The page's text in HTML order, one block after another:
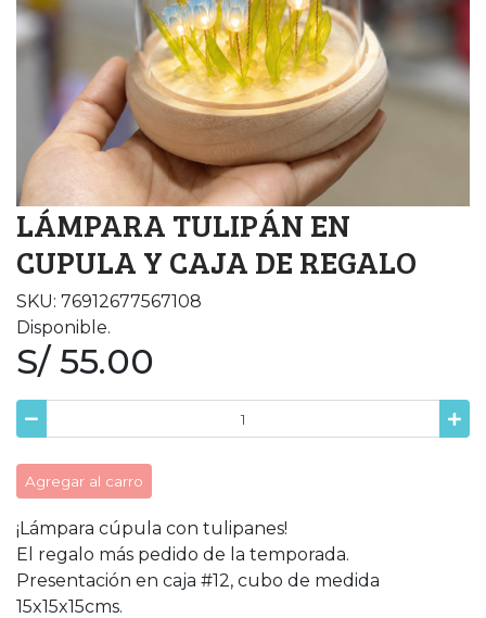
LÁMPARA TULIPÁN EN
CUPULA Y CAJA DE REGALO
SKU: 76912677567108
Disponible.
S/ 55.00
Agregar al carro
¡Lámpara cúpula con tulipanes!
El regalo más pedido de la temporada.
Presentación en caja #12, cubo de medida
15x15x15cms.